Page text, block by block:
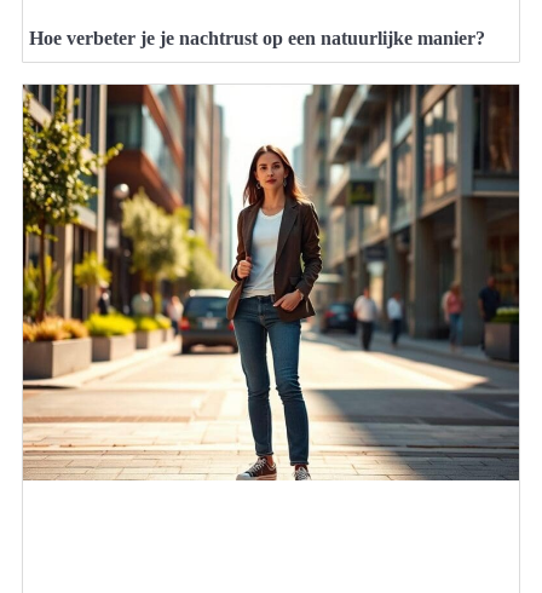
Hoe verbeter je je nachtrust op een natuurlijke manier?